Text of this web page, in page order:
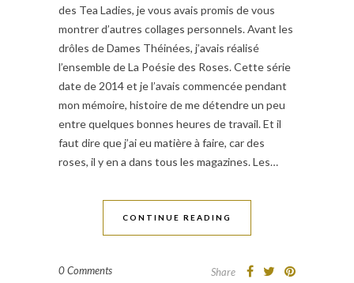
des Tea Ladies, je vous avais promis de vous
montrer d’autres collages personnels. Avant les
drôles de Dames Théinées, j’avais réalisé
l’ensemble de La Poésie des Roses. Cette série
date de 2014 et je l’avais commencée pendant
mon mémoire, histoire de me détendre un peu
entre quelques bonnes heures de travail. Et il
faut dire que j’ai eu matière à faire, car des
roses, il y en a dans tous les magazines. Les…
CONTINUE READING
0 Comments Share